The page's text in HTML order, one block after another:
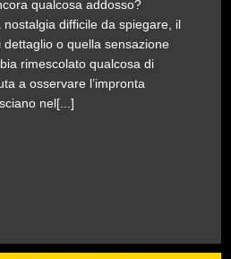
qualcosa addosso?
nostalgia difficile da spiegare, il
o quella sensazione
rimescolato qualcosa di
a osservare l’impronta
nel[...]